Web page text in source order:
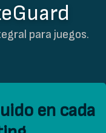
para juegos.
en cada